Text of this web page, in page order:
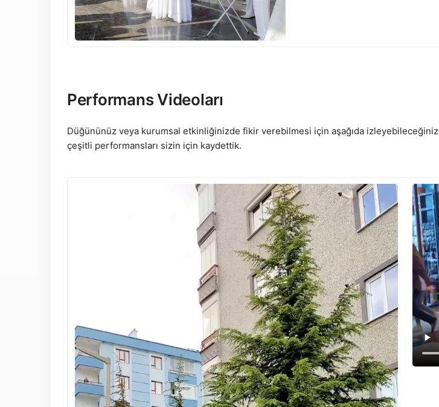
Performans Videoları
Düğününüz veya kurumsal etkinliğinizde fikir verebilmesi için aşağıda izleyebileceğiniz
çeşitli performansları sizin için kaydettik.